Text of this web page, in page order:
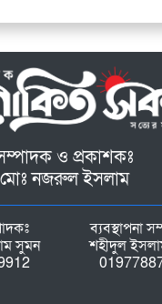
ও প্রকাশকঃ
মোঃ নজরুল ইসলাম
সুমন
ব্যবস্থাপনা
শহীদুল